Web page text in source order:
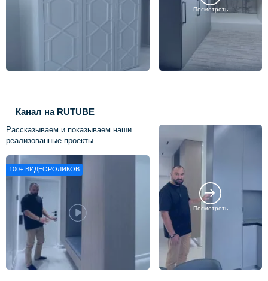
Посмотреть
Канал на RUTUBE
Рассказываем и показываем наши
реализованные проекты
100+ ВИДЕОРОЛИКОВ
Посмотреть